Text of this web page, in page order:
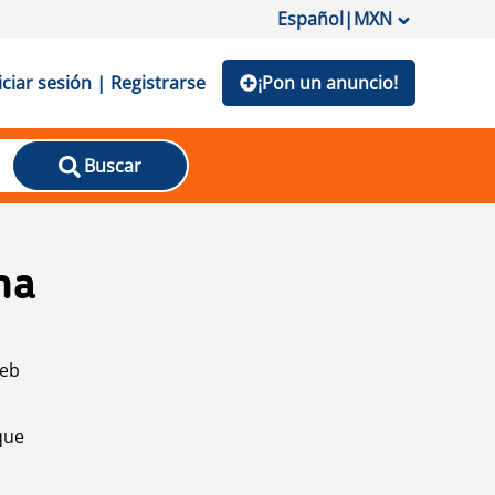
Español|MXN
sesión | Registrarse ¡Pon un anuncio!
Buscar